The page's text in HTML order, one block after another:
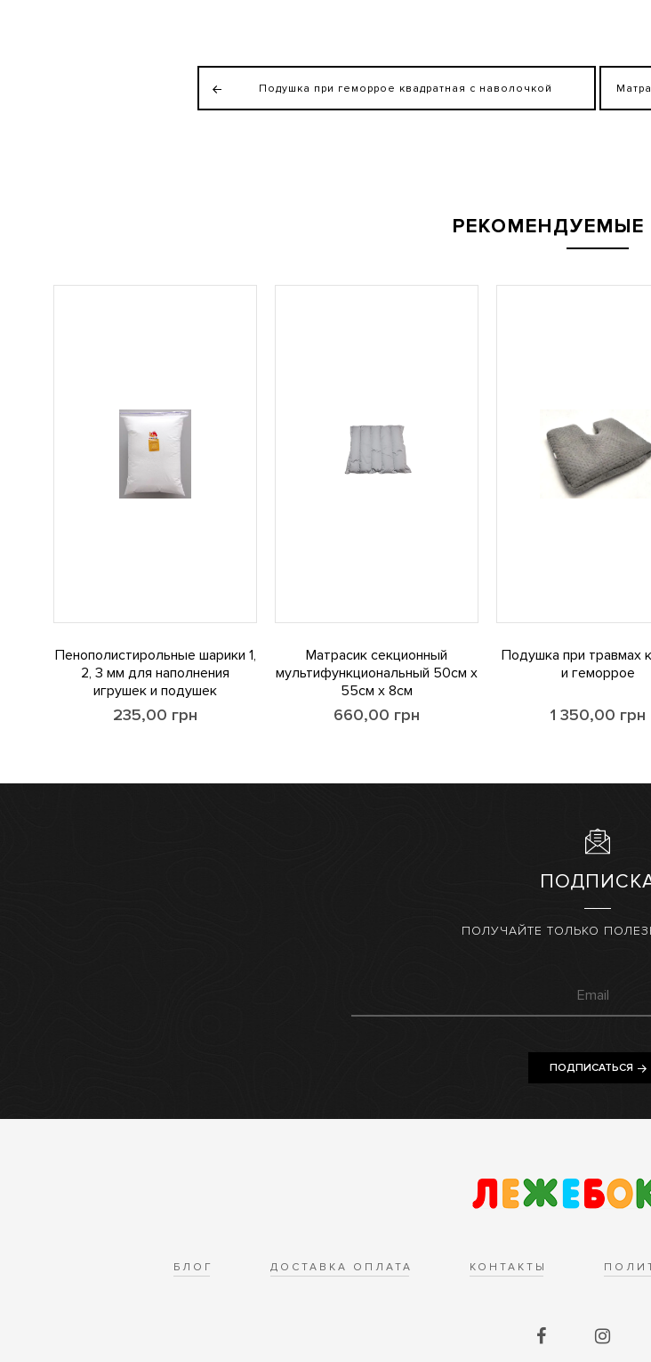
Подушка при геморрое квадратная с наволочкой
РЕКОМЕНДУЕМЫЕ
Пенополистирольные шарики 1,
2, 3 мм для наполнения
игрушек и подушек
235,00 грн
Матрасик секционный
мультифункциональный 50см х
55см х 8см
660,00 грн
Подушка при травмах
и геморрое
1 350,00 грн
ПОЛУЧАЙТЕ ТОЛЬКО
ПОДПИСАТЬСЯ
БЛОГ ДОСТАВКА ОПЛАТА КОНТАКТЫ